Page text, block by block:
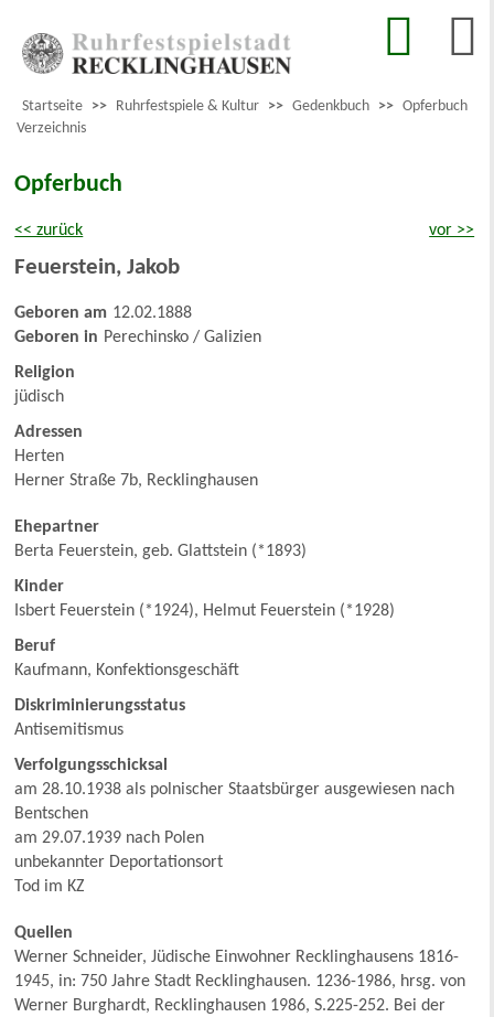
Startseite >> Ruhrfestspiele & Kultur >> Gedenkbuch >> Opferbuch
Verzeichnis
Opferbuch
<< zurück vor >>
Feuerstein, Jakob
Geboren am 12.02.1888
Geboren in Perechinsko / Galizien
Religion
jüdisch
Adressen
Herten
Herner Straße 7b, Recklinghausen
Ehepartner
Berta Feuerstein, geb. Glattstein (*1893)
Kinder
Isbert Feuerstein (*1924), Helmut Feuerstein (*1928)
Beruf
Kaufmann, Konfektionsgeschäft
Diskriminierungsstatus
Antisemitismus
Verfolgungsschicksal
am 28.10.1938 als polnischer Staatsbürger ausgewiesen nach
Bentschen
am 29.07.1939 nach Polen
unbekannter Deportationsort
Tod im KZ
Quellen
Werner Schneider, Jüdische Einwohner Recklinghausens 1816-
1945, in: 750 Jahre Stadt Recklinghausen. 1236-1986, hrsg. von
Werner Burghardt, Recklinghausen 1986, S.225-252. Bei der